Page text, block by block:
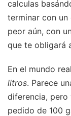
calculas
terminar con
peor aún, con
que te obligará
En el mundo
litros. Parece
diferencia, pero
pedido de 100